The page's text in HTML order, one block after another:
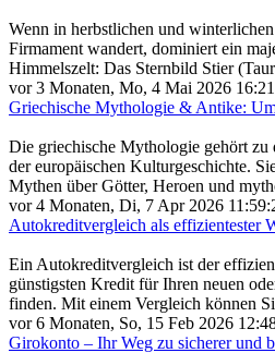
Wenn in herbstlichen und
Firmament wandert, dominiert ein
Himmelszelt: Das Sternbild Stier
vor 3 Monaten, Mo, 4 Mai 2026
Griechische Mythologie & Antike:
Die griechische Mythologie gehört zu
der europäischen Kulturgeschichte.
Mythen über Götter, Heroen und
vor 4 Monaten, Di, 7 Apr 2026
Autokreditvergleich als effizientester
Ein Autokreditvergleich ist der
günstigsten Kredit für Ihren neuen
finden. Mit einem Vergleich können
vor 6 Monaten, So, 15 Feb 2026
Girokonto – Ihr Weg zu sicherer und